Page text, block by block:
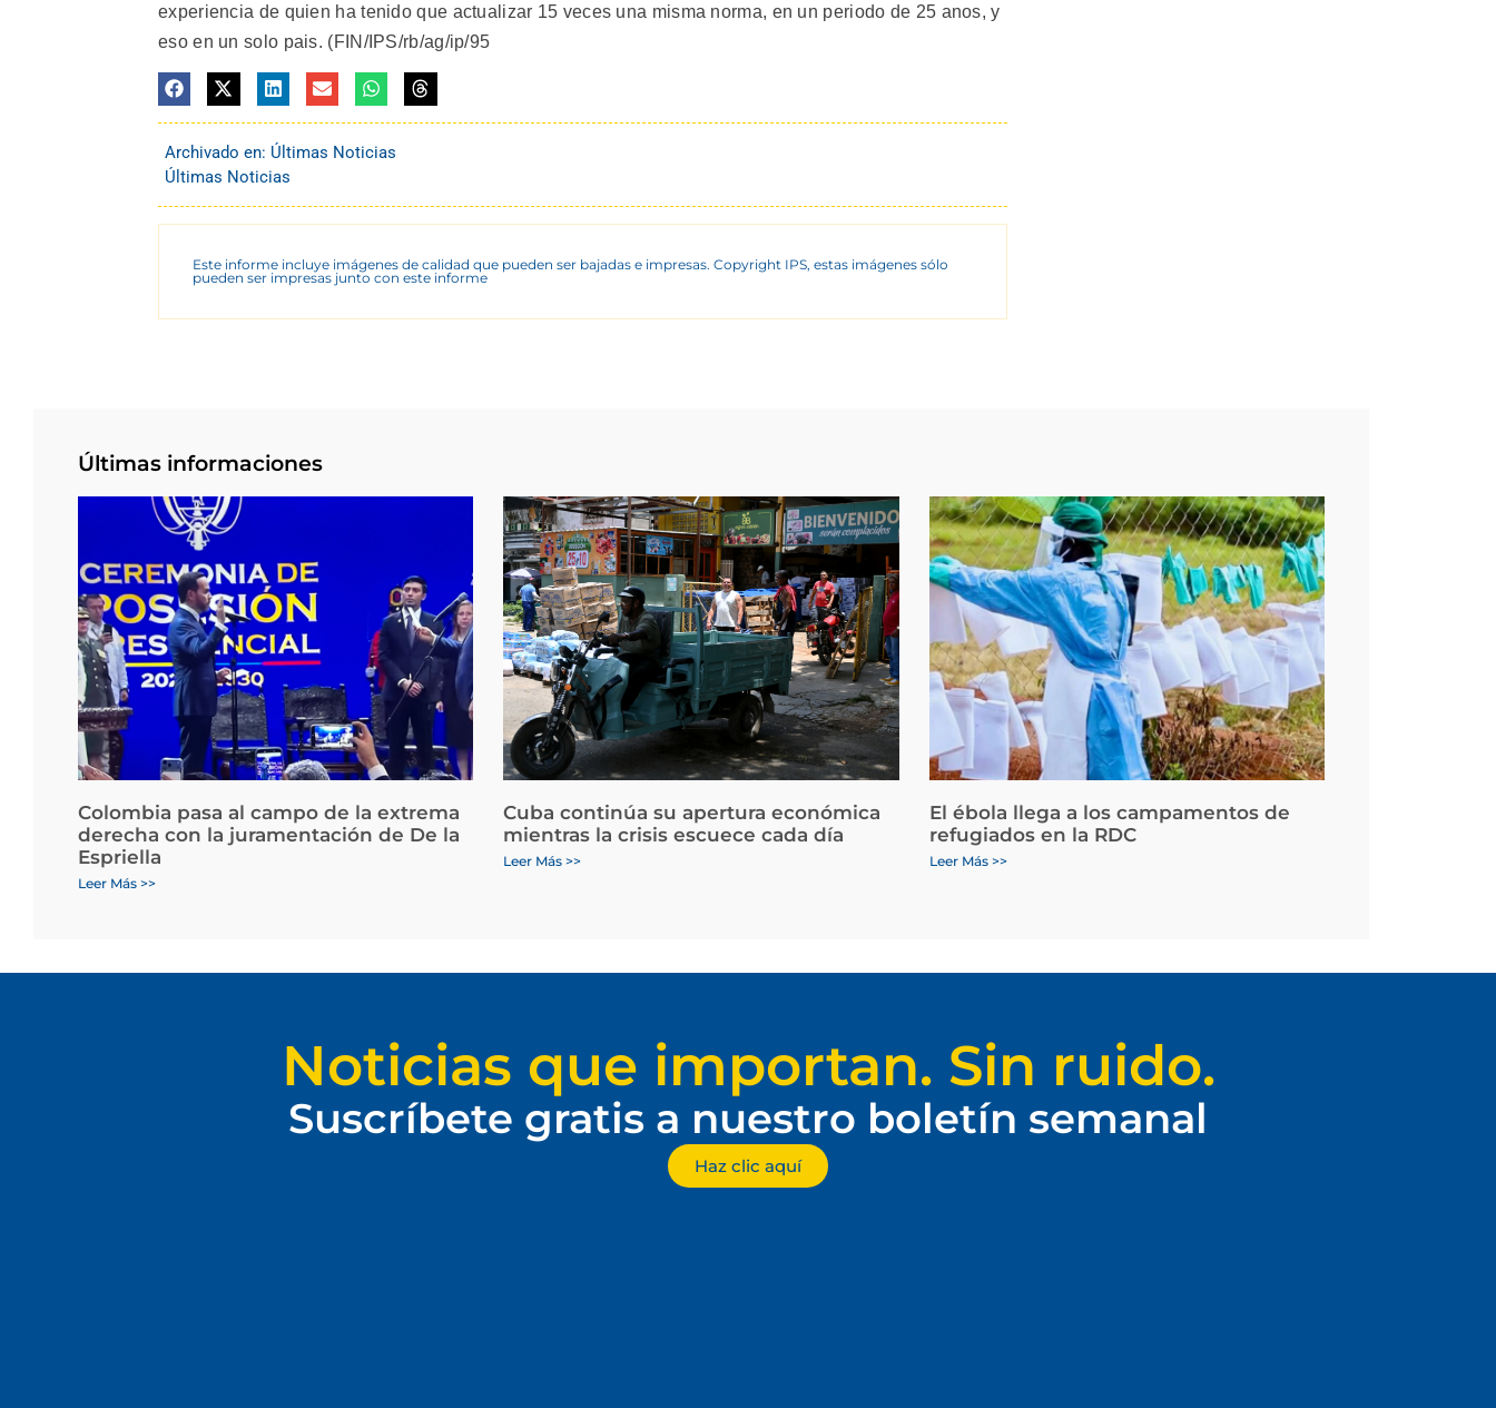
experiencia de quien ha tenido que actualizar 15 veces una misma norma, en un periodo de 25 anos, y
eso en un solo pais. (FIN/IPS/rb/ag/ip/95
Archivado en: Últimas Noticias
Últimas Noticias
Este informe incluye imágenes de calidad que pueden ser bajadas e impresas. Copyright IPS, estas imágenes sólo
pueden ser impresas junto con este informe
Últimas informaciones
Colombia pasa al campo de la extrema
derecha con la juramentación de De la
Espriella
Leer Más >>
Cuba continúa su apertura económica
mientras la crisis escuece cada día
Leer Más >>
El ébola llega a los campamentos de
refugiados en la RDC
Leer Más >>
Noticias que importan. Sin ruido.
Suscríbete gratis a nuestro boletín semanal
Haz clic aquí